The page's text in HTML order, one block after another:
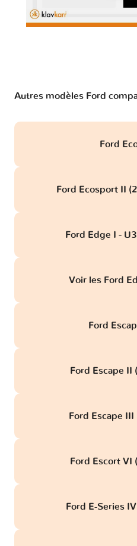
Autres modèles Ford
Ford
Ford Ecosport II
Ford Edge I -
Voir les Ford
Ford
Ford Escape II
Ford Escape
Ford Escort VI
Ford E-Series